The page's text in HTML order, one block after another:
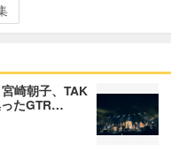
崎朝子、TAK
ったGTR…